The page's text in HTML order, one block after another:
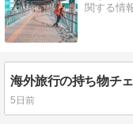
関する情
5日前